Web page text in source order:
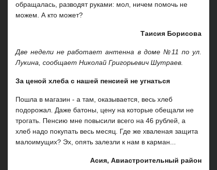
обращалась, разводят руками: мол, ничем помочь не
можем. А кто может?
Таисия Борисова
Две недели не работает антенна в доме №11 по ул.
Лукина, сообщает Николай Григорьевич Шутраев.
За ценой хлеба с нашей пенсией не угнаться
Пошла в магазин - а там, оказывается, весь хлеб
подорожал. Даже батоны, цену на которые обещали не
трогать. Пенсию мне повысили всего на 46 рублей, а
хлеб надо покупать весь месяц. Где же хваленая защита
малоимущих? Эх, опять залезли к нам в карман...
Асия, Авиастроительный район